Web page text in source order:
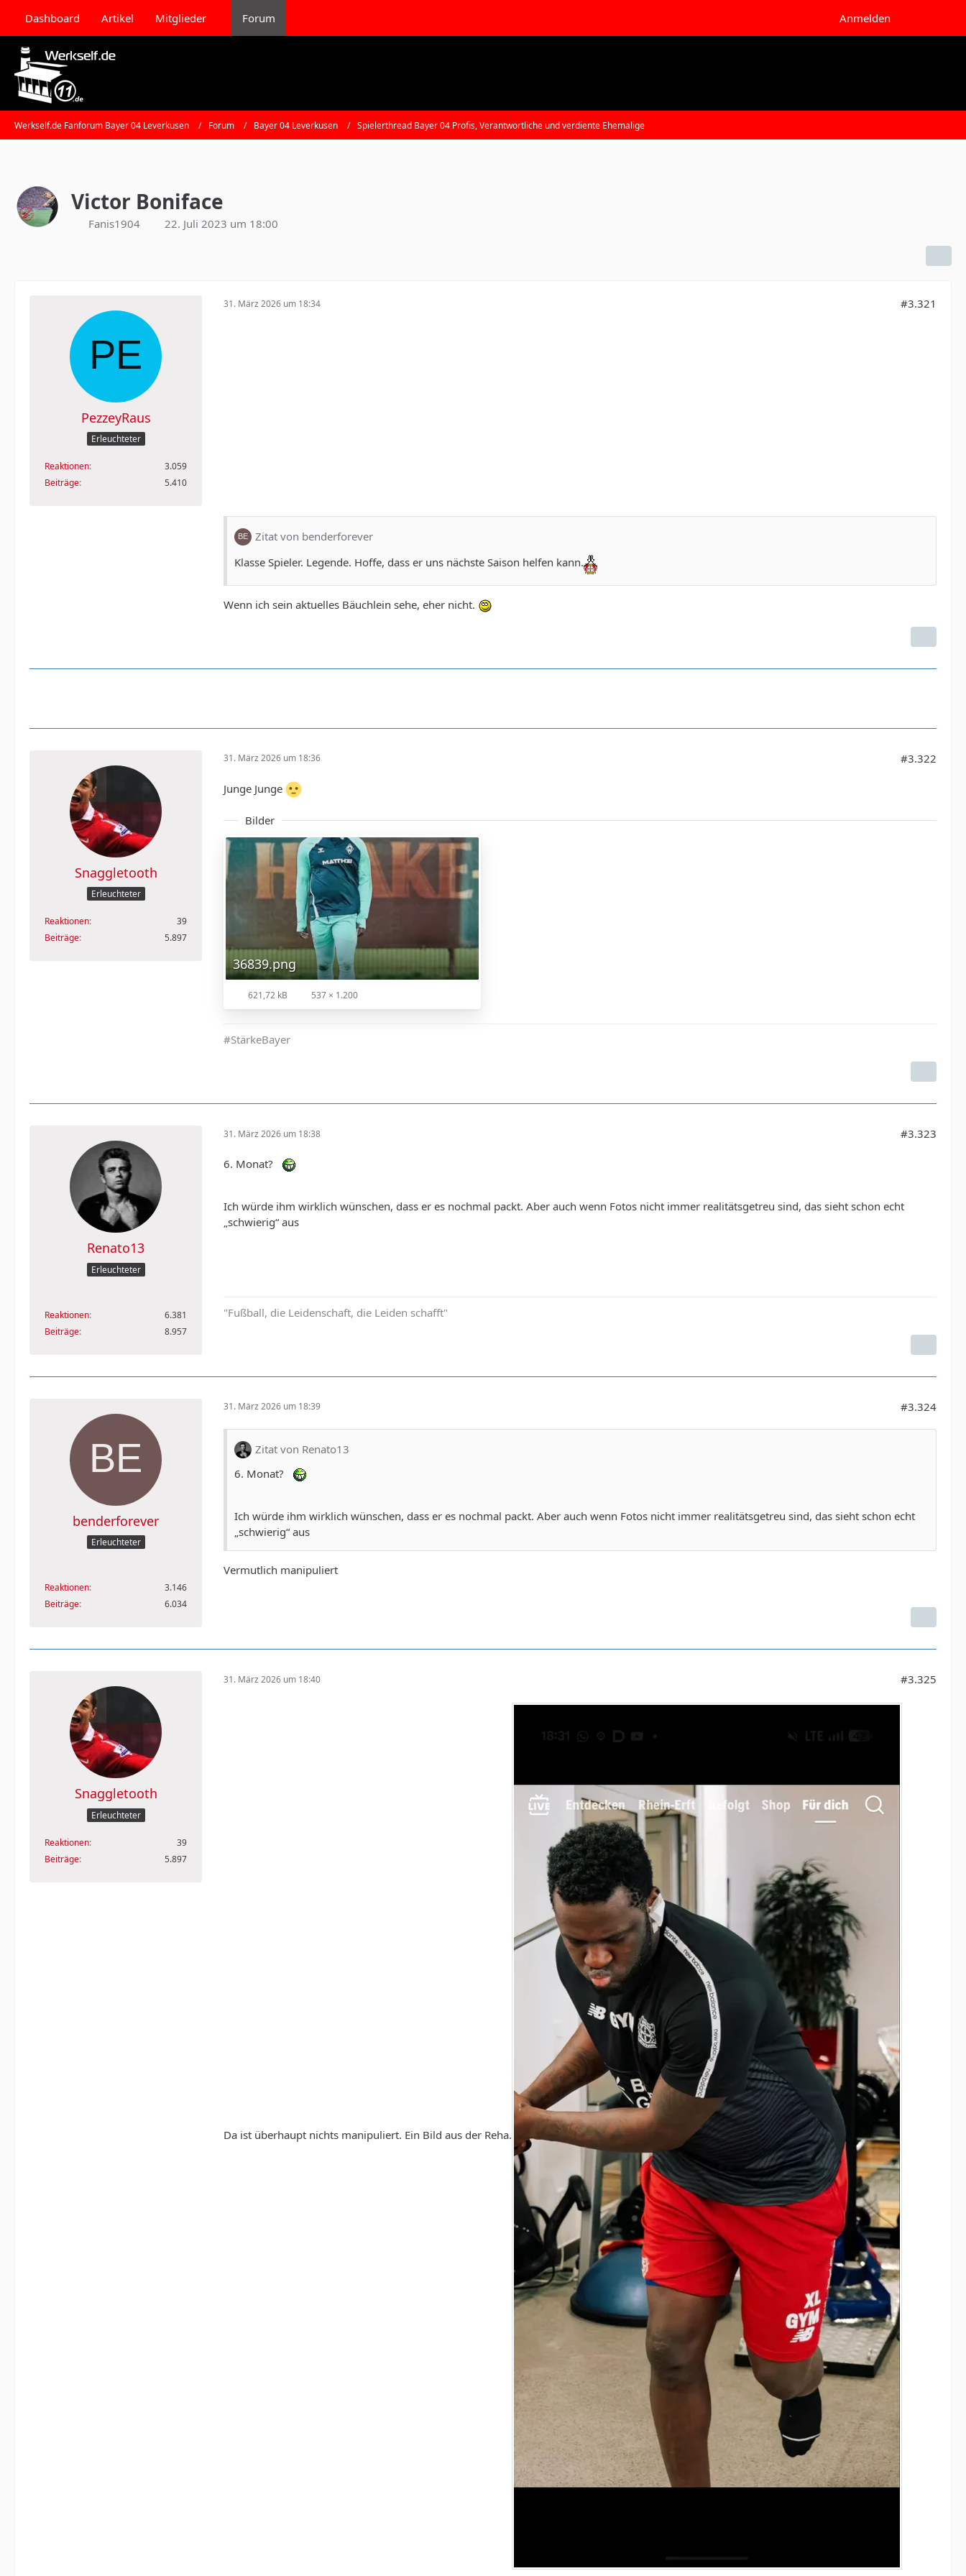
Dashboard Artikel Mitglieder Forum Anmelden
Werkself.de Fanforum Bayer 04 Leverkusen Forum Bayer 04 Leverkusen Spielerthread Bayer 04 Profis, Verantwortliche und verdiente Ehemalige
Victor Boniface
Fanis1904 22. Juli 2023 um 18:00
PezzeyRaus
Erleuchteter
Reaktionen
3.059
Beiträge
5.410
31. März 2026 um 18:34 #3.321
Zitat von benderforever
Klasse Spieler. Legende. Hoffe, dass er uns nächste Saison helfen kann.
Wenn ich sein aktuelles Bäuchlein sehe, eher nicht.
Snaggletooth
Erleuchteter
Reaktionen
39
Beiträge
5.897
31. März 2026 um 18:36 #3.322
Junge Junge
Bilder
36839.png
621,72 kB 537 × 1.200
#StärkeBayer
Renato13
Erleuchteter
Reaktionen
6.381
Beiträge
8.957
31. März 2026 um 18:38 #3.323
6. Monat?
Ich würde ihm wirklich wünschen, dass er es nochmal packt. Aber auch wenn Fotos nicht immer realitätsgetreu sind, das sieht schon echt
„schwierig“ aus
"Fußball, die Leidenschaft, die Leiden schafft"
benderforever
Erleuchteter
Reaktionen
3.146
Beiträge
6.034
31. März 2026 um 18:39 #3.324
Zitat von Renato13
6. Monat?
Ich würde ihm wirklich wünschen, dass er es nochmal packt. Aber auch wenn Fotos nicht immer realitätsgetreu sind, das sieht schon echt
„schwierig“ aus
Vermutlich manipuliert
Snaggletooth
Erleuchteter
Reaktionen
39
Beiträge
5.897
31. März 2026 um 18:40 #3.325
Da ist überhaupt nichts manipuliert. Ein Bild aus der Reha.